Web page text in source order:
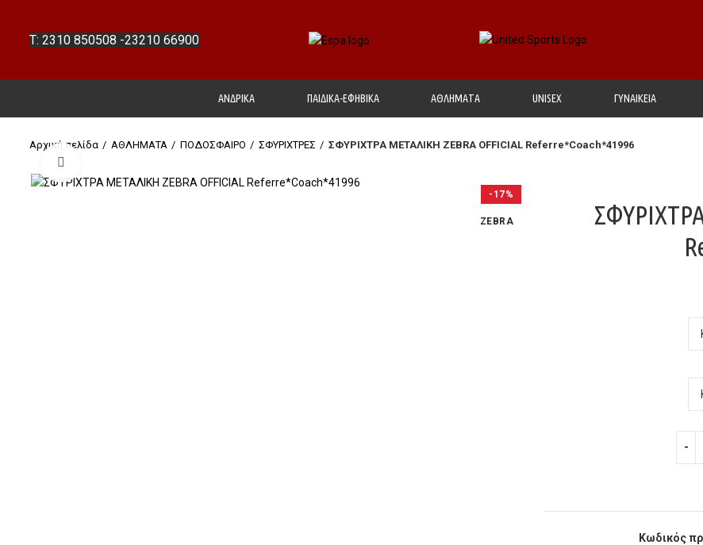
T: 2310 850508 -23210 66900
ΑΝΔΡΙΚΑ ΠΑΙΔΙΚΑ-ΕΦΗΒΙΚΑ ΑΘΛΗΜΑΤΑ UΝΙSΕΧ ΓΥΝΑΙΚΕΙΑ
Αρχική σελίδα ΑΘΛΗΜΑΤΑ ΠΟΔΟΣΦΑΙΡΟ ΣΦΥΡΙΧΤΡΕΣ ΣΦΥΡΙΧΤΡΑ ΜΕΤΑΛΙΚΗ ΖΕΒRA OFFICIAL Referre*Coach*41996
-17%
ZEBRA
Κωδικός